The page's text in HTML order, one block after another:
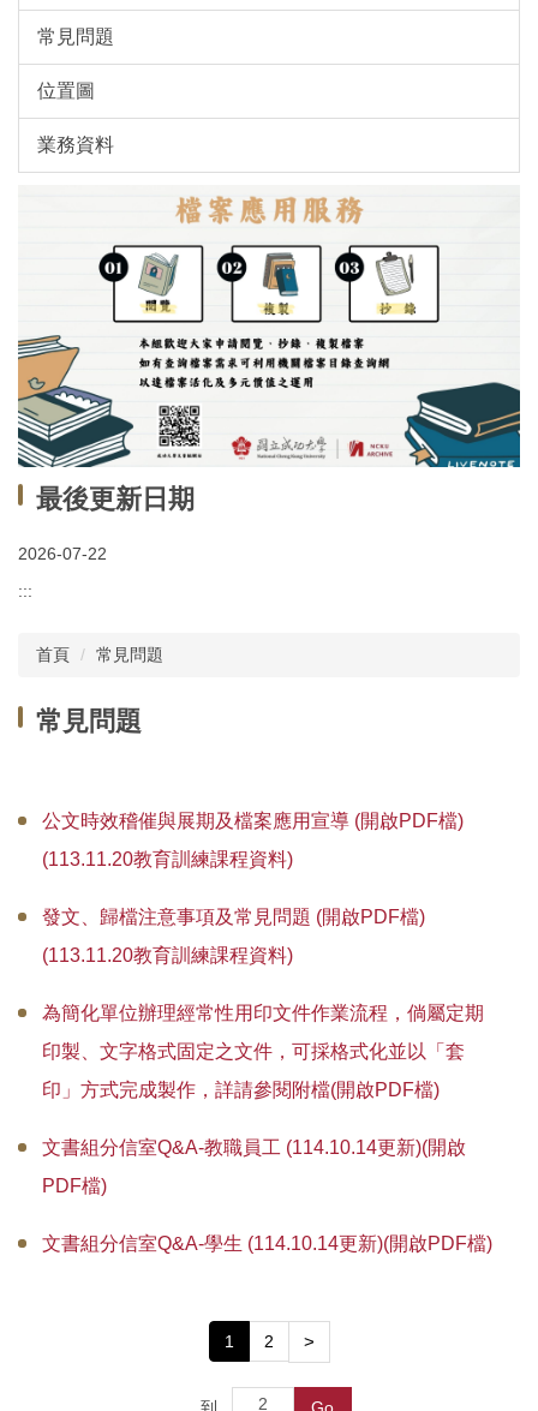
常見問題
位置圖
業務資料
最後更新日期
2026-07-22
:::
首頁 常見問題
常見問題
公文時效稽催與展期及檔案應用宣導 (開啟PDF檔)
(113.11.20教育訓練課程資料)
發文、歸檔注意事項及常見問題 (開啟PDF檔)
(113.11.20教育訓練課程資料)
為簡化單位辦理經常性用印文件作業流程，倘屬定期
印製、文字格式固定之文件，可採格式化並以「套
印」方式完成製作，詳請參閱附檔(開啟PDF檔)
文書組分信室Q&A-教職員工 (114.10.14更新)(開啟
PDF檔)
文書組分信室Q&A-學生 (114.10.14更新)(開啟PDF檔)
1 2 >